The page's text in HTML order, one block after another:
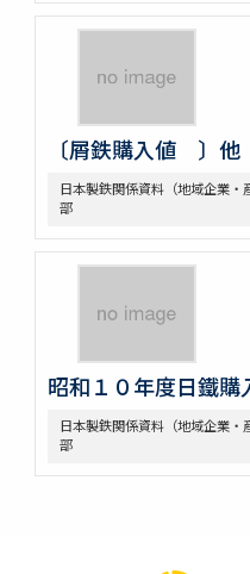
〔屑鉄購入値 〕他
日本製鉄関係資料（地域企業
部
昭和１０年度日鐵購
日本製鉄関係資料（地域企業
部